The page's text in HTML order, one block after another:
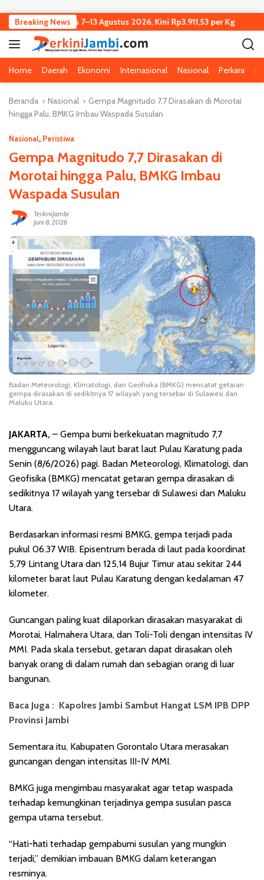
Breaking News
Turun Tipis 7–13 Agustus 2026, Kini Rp3.911,53 per Kg
Home Daerah Ekonomi Internasional Nasional Perkara
Beranda Nasional
Gempa Magnitudo 7,7 Dirasakan di Morotai
hingga Palu, BMKG Imbau Waspada Susulan
Nasional, Peristiwa
Gempa Magnitudo 7,7 Dirasakan di
Morotai hingga Palu, BMKG Imbau
Waspada Susulan
TerkiniJambi
Juni 8, 2026
Badan Meteorologi, Klimatologi, dan Geofisika (BMKG) mencatat getaran
gempa dirasakan di sedikitnya 17 wilayah yang tersebar di Sulawesi dan
Maluku Utara.
JAKARTA, – Gempa bumi berkekuatan magnitudo 7,7
mengguncang wilayah laut barat laut Pulau Karatung pada
Senin (8/6/2026) pagi. Badan Meteorologi, Klimatologi, dan
Geofisika (BMKG) mencatat getaran gempa dirasakan di
sedikitnya 17 wilayah yang tersebar di Sulawesi dan Maluku
Utara.
Berdasarkan informasi resmi BMKG, gempa terjadi pada
pukul 06.37 WIB. Episentrum berada di laut pada koordinat
5,79 Lintang Utara dan 125,14 Bujur Timur atau sekitar 244
kilometer barat laut Pulau Karatung dengan kedalaman 47
kilometer.
Guncangan paling kuat dilaporkan dirasakan masyarakat di
Morotai, Halmahera Utara, dan Toli-Toli dengan intensitas IV
MMI. Pada skala tersebut, getaran dapat dirasakan oleh
banyak orang di dalam rumah dan sebagian orang di luar
bangunan.
Baca Juga : Kapolres Jambi Sambut Hangat LSM IPB DPP
Provinsi Jambi
Sementara itu, Kabupaten Gorontalo Utara merasakan
guncangan dengan intensitas III-IV MMI.
BMKG juga mengimbau masyarakat agar tetap waspada
terhadap kemungkinan terjadinya gempa susulan pasca
gempa utama tersebut.
“Hati-hati terhadap gempabumi susulan yang mungkin
terjadi,” demikian imbauan BMKG dalam keterangan
resminya.